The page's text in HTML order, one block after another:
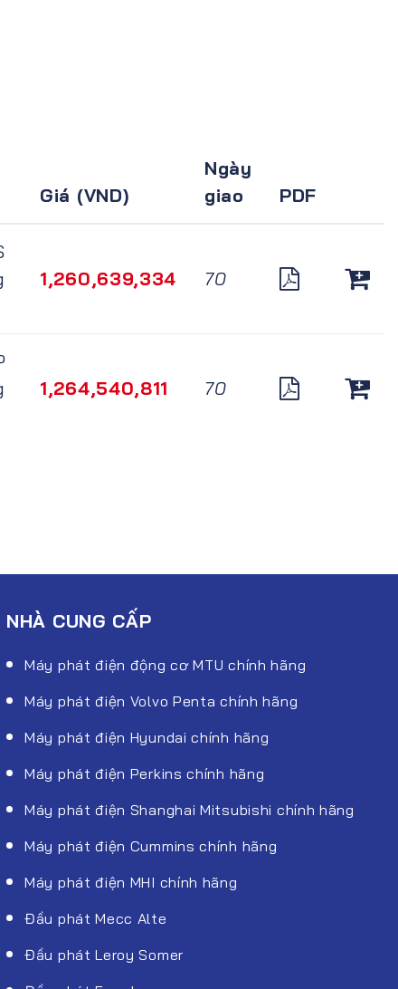
Giá (VND)
Ngày
giao
PDF
1,260,639,334 70
1,264,540,811 70
NHÀ CUNG CẤP
Máy phát điện động cơ MTU chính hãng
Máy phát điện Volvo Penta chính hãng
Máy phát điện Hyundai chính hãng
Máy phát điện Perkins chính hãng
Máy phát điện Shanghai Mitsubishi chính hãng
Máy phát điện Cummins chính hãng
Máy phát điện MHI chính hãng
Đầu phát Mecc Alte
Đầu phát Leroy Somer